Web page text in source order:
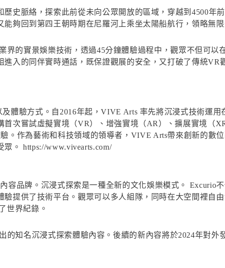
史脈絡，探索此前從未向公眾開放的區域，穿越到4500年
夠回到第四王朝時期在尼羅河上乘坐太陽船航行，領略無限
的實景娛樂技術，透過45分鐘體驗過程中，觀眾不但可以
入的同伴實時通話，既保證觀展的安全，又打破了傳統VR
體驗方式。自2016年起，VIVE Arts 率先將沉浸式技術運用
次嘗試虛擬實境（VR）、增強實境（AR）、擴展實境（
。作為藝術和科技領域的領導者，VIVE Arts帶來創新的數
。 https://www.vivearts.com/
容品牌。沉浸式探索是一種全新的文化娛樂模式。 Excurio
提供了技術平台。觀眾可以多人組隊，同時在大空間裡自由
世界紀錄。
的知名沉浸式探索體驗內容。後續的新內容將於2024年對外